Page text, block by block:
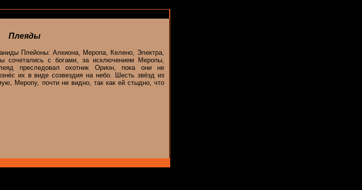
Плеяды
Плейоны: Алкиона, Меропа, Келено, Электра,
сочетались с богами, за исключением Меропы,
преследовал охотник Орион, пока они не
их в виде созвездия на небо. Шесть звёзд из
Меропу, почти не видно, так как ей стыдно, что